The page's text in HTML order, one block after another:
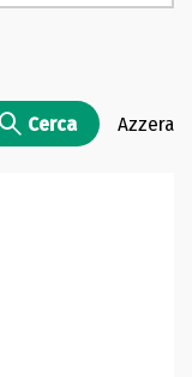
Cerca Azzera